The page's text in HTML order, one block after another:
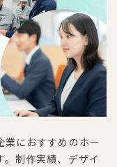
業におすすめのホー
制作実績、デザイ